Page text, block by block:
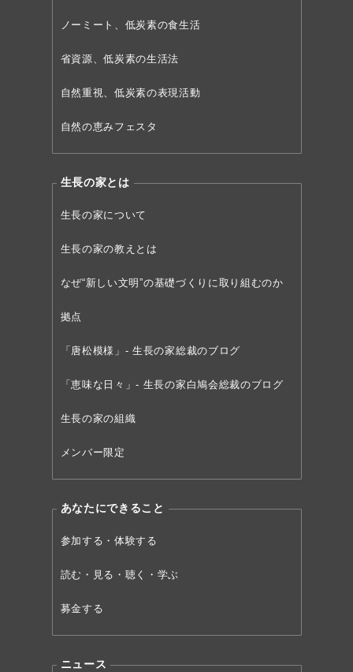
ノーミート、低炭素の食生活
省資源、低炭素の生活法
自然重視、低炭素の表現活動
自然の恵みフェスタ
生長の家とは
生長の家について
生長の家の教えとは
なぜ“新しい文明”の基礎づくりに取り組むのか
拠点
「唐松模様」- 生長の家総裁のブログ
「恵味な日々」- 生長の家白鳩会総裁のブログ
生長の家の組織
メンバー限定
あなたにできること
参加する・体験する
読む・見る・聴く・学ぶ
募金する
ニュース